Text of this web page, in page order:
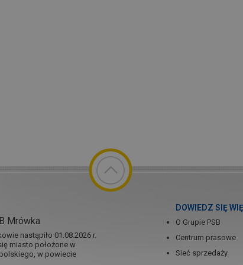
Mrówka
nastąpiło 01.08.2026 r.
miasto położone w
w powiecie
DOWIEDZ SIĘ
O Grupie PSB
Centrum prasowe
Sieć sprzedaży